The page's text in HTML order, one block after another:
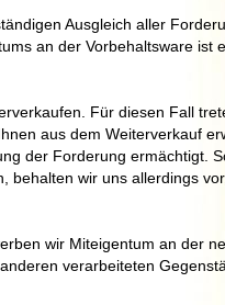
Ausgleich aller
an der Vorbehaltsware ist
Für diesen Fall
aus dem Weiterverkauf
der Forderung ermächtigt.
behalten wir uns allerdings
wir Miteigentum an der
verarbeiteten